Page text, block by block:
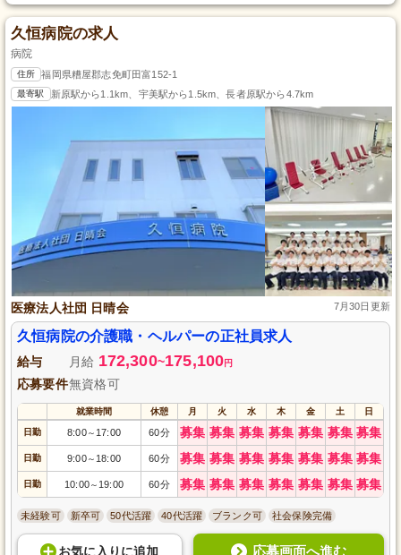
久恒病院の求人
病院
住所 福岡県糟屋郡志免町田富152-1
最寄駅 新原駅から1.1km、宇美駅から1.5km、長者原駅から4.7km
医療法人社団 日晴会 7月30日更新
久恒病院の介護職・ヘルパーの正社員求人
給与 月給 172,300~175,100円
応募要件無資格可
就業時間 休憩 月 火 水 木 金 土 日
日勤 8:00～ 17:00 60分 募集 募集 募集 募集 募集 募集 募集
日勤 9:00～ 18:00 60分 募集 募集 募集 募集 募集 募集 募集
日勤 10:00～ 19:00 60分 募集 募集 募集 募集 募集 募集 募集
未経験可 新卒可 50代活躍 40代活躍 ブランク可 社会保険完備
お気に入り に追加 応募画面へ進む